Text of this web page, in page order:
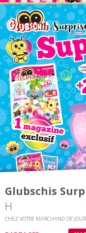
Glubschis
H
CHEZ VOTRE MARCHAND DE